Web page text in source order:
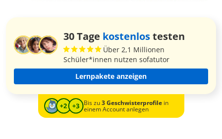
30 Tage kostenlostesten
Über 2,1 Millionen
Schüler*innen nutzen sofatutor
Lernpakete anzeigen
Bis zu3 Geschwisterprofilein
einem Account anlegen